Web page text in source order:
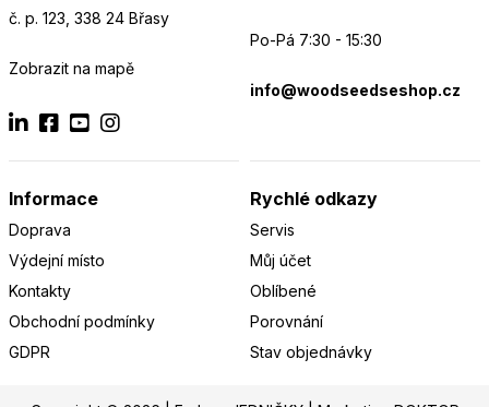
č. p. 123, 338 24 Břasy
Zobrazit na mapě
Po-Pá 7:30 - 15:30
info@woodseedseshop.cz
Informace
Doprava
Výdejní místo
Kontakty
Obchodní podmínky
GDPR
Rychlé odkazy
Servis
Můj účet
Oblíbené
Porovnání
Stav objednávky